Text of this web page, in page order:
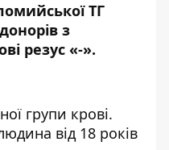
ТГ
з
резус «-».
групи крові.
від 18 років